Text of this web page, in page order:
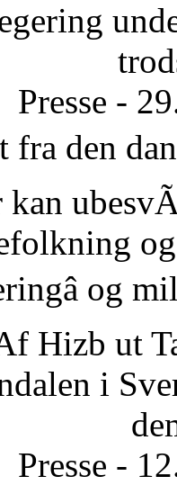
Presse -
den
kan
Hizb ut
i
Presse -